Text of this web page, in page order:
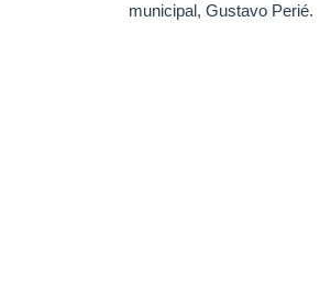
municipal, Gustavo Perié.